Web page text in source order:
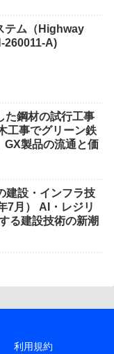
テム（Highway
260011-A)
た鋼材の試行工事
工事でグリーン鉄
GX製品の流通と価
建設・インフラ技
7月） AI・レジリ
る建設技術の新潮
利用規約